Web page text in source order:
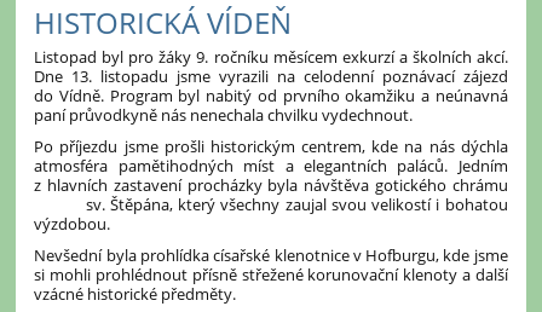
HISTORICKÁ VÍDEŇ
Listopad byl pro žáky 9. ročníku měsícem exkurzí a školních akcí.
Dne 13. listopadu jsme vyrazili na celodenní poznávací zájezd
do Vídně. Program byl nabitý od prvního okamžiku a neúnavná
paní průvodkyně nás nenechala chvilku vydechnout.
Po příjezdu jsme prošli historickým centrem, kde na nás dýchla
atmosféra pamětihodných míst a elegantních paláců. Jedním
z hlavních zastavení procházky byla návštěva gotického chrámu
sv. Štěpána, který všechny zaujal svou velikostí i bohatou
výzdobou.
Nevšední byla prohlídka císařské klenotnice v Hofburgu, kde jsme
si mohli prohlédnout přísně střežené korunovační klenoty a další
vzácné historické předměty.